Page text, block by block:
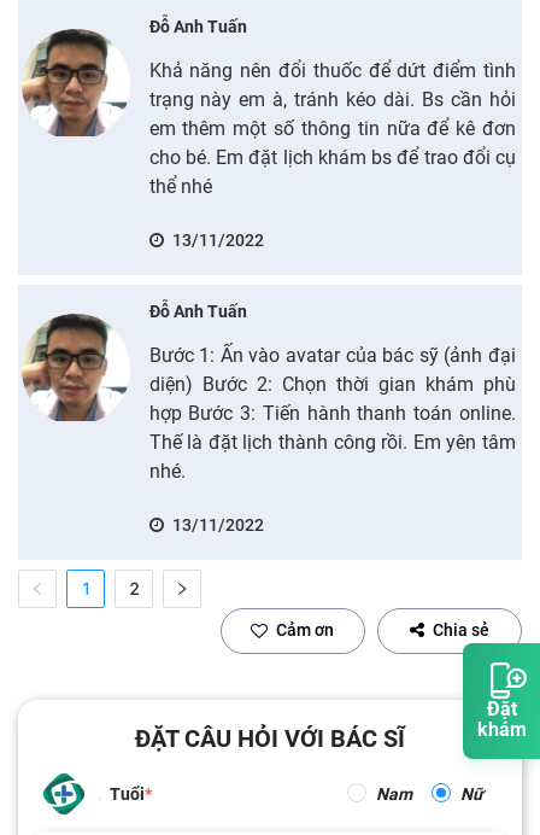
Đặt
khám
Đỗ Anh Tuấn
Khả năng nên đổi thuốc để dứt điểm tình
trạng này em à, tránh kéo dài. Bs cần hỏi
em thêm một số thông tin nữa để kê đơn
cho bé. Em đặt lịch khám bs để trao đổi cụ
thể nhé
13/11/2022
Đỗ Anh Tuấn
Bước 1: Ấn vào avatar của bác sỹ (ảnh đại
diện) Bước 2: Chọn thời gian khám phù
hợp Bước 3: Tiến hành thanh toán online.
Thế là đặt lịch thành công rồi. Em yên tâm
nhé.
13/11/2022
1 2
Cảm ơn Chia sẻ
ĐẶT CÂU HỎI VỚI BÁC SĨ
Tuổi Nam Nữ